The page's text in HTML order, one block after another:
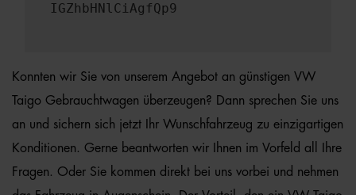
IGZhbHNlCiAgfQp9
Konnten wir Sie von unserem Angebot an günstigen VW
Taigo Gebrauchtwagen überzeugen? Dann sprechen Sie uns
an und sichern sich jetzt Ihr Wunschfahrzeug zu einzigartigen
Konditionen. Gerne beantworten wir Ihnen im Vorfeld all Ihre
Fragen. Oder Sie kommen direkt bei uns vorbei und nehmen